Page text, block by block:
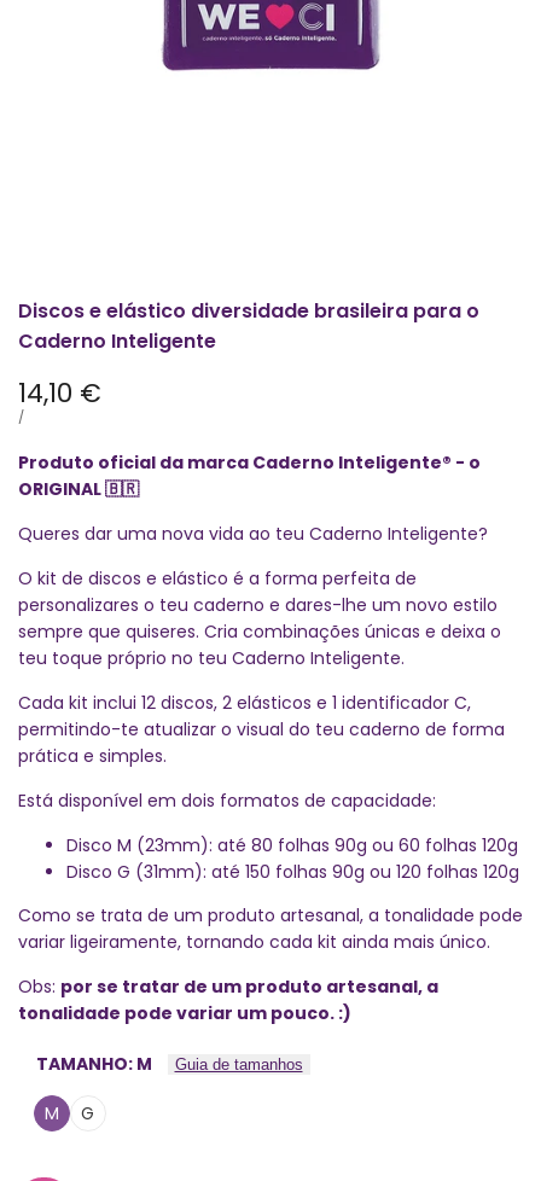
Discos e elástico diversidade brasileira para o
Caderno Inteligente
Preço
promocional
14,10 €
PREÇO
/POR
Produto oficial da marca Caderno Inteligente® - o
ORIGINAL🇧🇷
Queres dar uma nova vida ao teu Caderno Inteligente?
O kit de discos e elástico é a forma perfeita de
personalizares o teu caderno e dares-lhe um novo estilo
sempre que quiseres. Cria combinações únicas e deixa o
teu toque próprio no teu Caderno Inteligente.
Cada kit inclui 12 discos, 2 elásticos e 1 identificador C,
permitindo-te atualizar o visual do teu caderno de forma
prática e simples.
Está disponível em dois formatos de capacidade:
Disco M (23mm): até 80 folhas 90g ou 60 folhas 120g
Disco G (31mm): até 150 folhas 90g ou 120 folhas 120g
Como se trata de um produto artesanal, a tonalidade pode
variar ligeiramente, tornando cada kit ainda mais único.
Obs: por se tratar de um produto artesanal, a
tonalidade pode variar um pouco. :)
TAMANHO: M Guia de tamanhos
M G